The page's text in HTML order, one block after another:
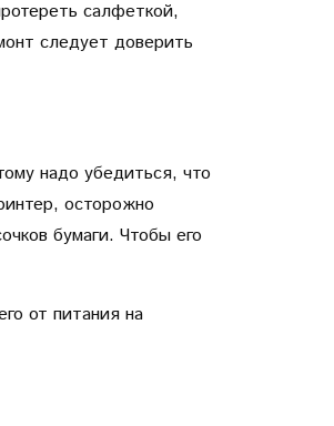
салфеткой,
следует доверить
надо убедиться, что
осторожно
бумаги. Чтобы его
от питания на